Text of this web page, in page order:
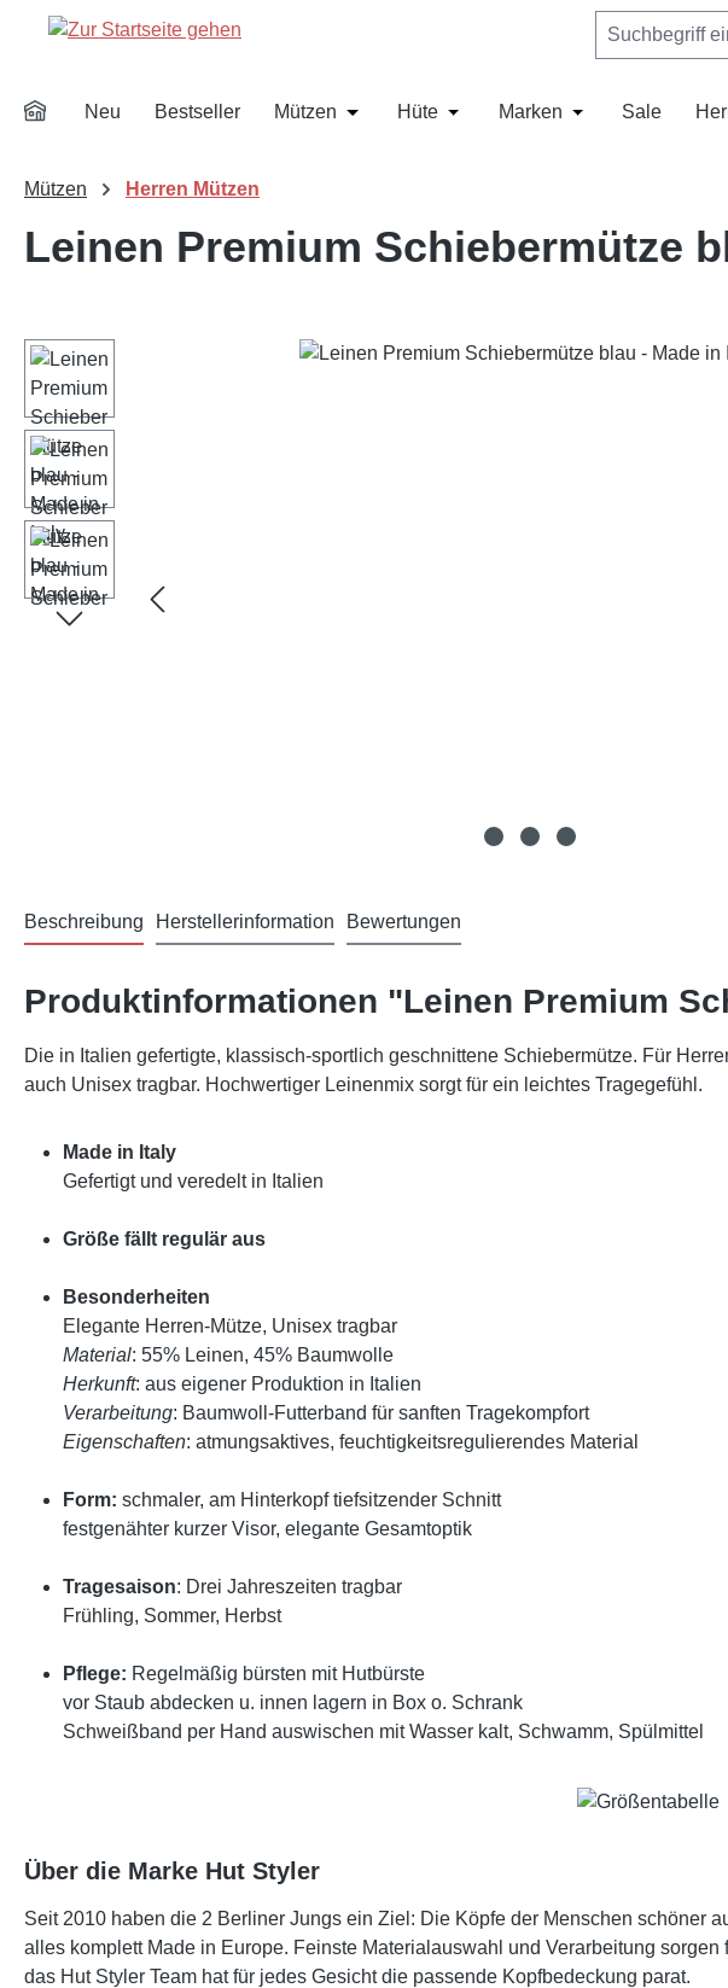
Hauptinhalt springen
Zur Suche springen
Zur Hauptnavigation springen
Neu Bestseller Mützen Öffne oder Schließe das Dropdown der
Hüte Öffne oder Schließe das
Marken Öffne oder
Sale
Mützen Herren Mützen
Leinen Premium Schiebermütze
Bildergalerie überspringen
Beschreibung Herstellerinformation Bewertungen
Produktinformationen "Leinen Premium
Die in Italien gefertigte, klassisch-sportlich geschnittene Schiebermütze. Für
auch Unisex tragbar. Hochwertiger Leinenmix sorgt für ein leichtes Tragegefühl.
Made in Italy
Gefertigt und veredelt in Italien
Größe fällt regulär aus
Besonderheiten
Elegante Herren-Mütze, Unisex tragbar
Material: 55% Leinen, 45% Baumwolle
Herkunft: aus eigener Produktion in Italien
Verarbeitung: Baumwoll-Futterband für sanften Tragekompfort
Eigenschaften: atmungsaktives, feuchtigkeitsregulierendes Material
Form: schmaler, am Hinterkopf tiefsitzender Schnitt
festgenähter kurzer Visor, elegante Gesamtoptik
Tragesaison: Drei Jahreszeiten tragbar
Frühling, Sommer, Herbst
Pflege: Regelmäßig bürsten mit Hutbürste
vor Staub abdecken u. innen lagern in Box o. Schrank
Schweißband per Hand auswischen mit Wasser kalt, Schwamm, Spülmittel
Über die Marke Hut Styler
Seit 2010 haben die 2 Berliner Jungs ein Ziel: Die Köpfe der Menschen schöner
alles komplett Made in Europe. Feinste Materialauswahl und Verarbeitung
das Hut Styler Team hat für jedes Gesicht die passende Kopfbedeckung parat.